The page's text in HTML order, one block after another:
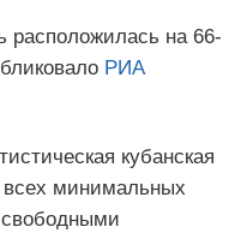
расположилась на 66-
РИА
кубанская
минимальных
свободными